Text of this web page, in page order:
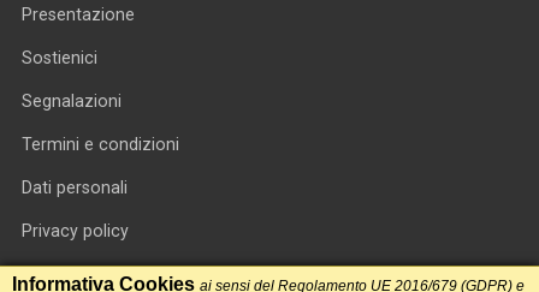
Presentazione
Sostienici
Segnalazioni
Termini e condizioni
Dati personali
Privacy policy
Informativa cookie
Informativa Cookies ai sensi del Regolamento UE 2016/679 (GDPR) e